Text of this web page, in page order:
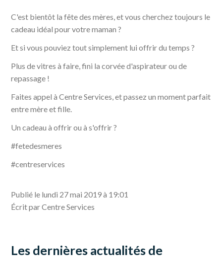
C'est bientôt la fête des mères, et vous cherchez toujours le
cadeau idéal pour votre maman ?
Et si vous pouviez tout simplement lui offrir du temps ?
Plus de vitres à faire, fini la corvée d'aspirateur ou de
repassage !
Faites appel à Centre Services, et passez un moment parfait
entre mère et fille.
Un cadeau à offrir ou à s'offrir ?
#fetedesmeres
#centreservices
Publié le lundi 27 mai 2019 à 19:01
Écrit par Centre Services
Les dernières actualités de